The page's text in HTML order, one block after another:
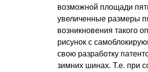
возможной площади
увеличенные размеры
возникновения такого
рисунок с
свою разработку
зимних шинах. Т.е. при